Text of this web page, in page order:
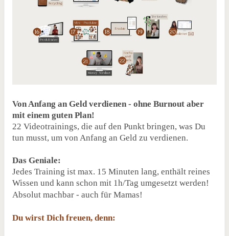
Von Anfang an Geld verdienen - ohne Burnout aber
mit einem guten Plan!
22 Videotrainings, die auf den Punkt bringen, was Du
tun musst, um von Anfang an Geld zu verdienen.
Das Geniale:
Jedes Training ist max. 15 Minuten lang, enthält reines
Wissen und kann schon mit 1h/Tag umgesetzt werden!
Absolut machbar - auch für Mamas!
Du wirst Dich freuen, denn: